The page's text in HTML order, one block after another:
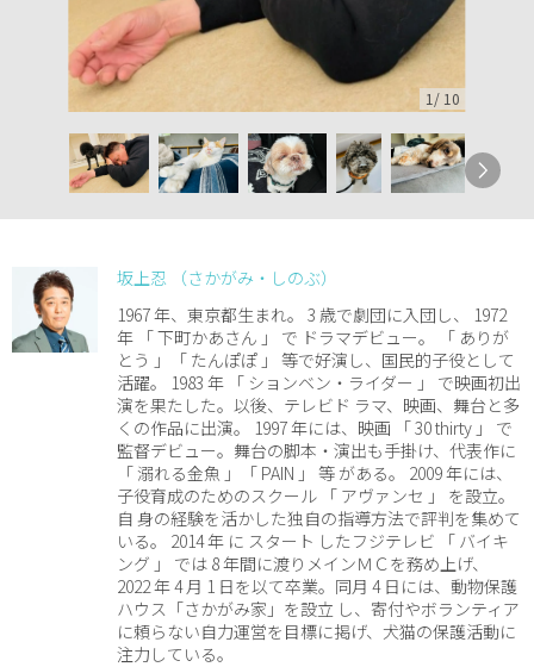
1 / 10
坂上忍 （さかがみ・しのぶ）
1967 年、東京都生まれ。 3 歳で劇団に入団し、 1972
年 「 下町かあさん 」 で ドラマデビュー。 「 ありが
とう 」「 たんぽぽ 」 等で好演し、国民的子役として
活躍。 1983 年 「 ションベン・ライダー 」 で映画初出
演を果たした。以後、テレビド ラマ、映画、舞台と多
くの作品に出演。 1997 年には、映画 「 30 thirty 」 で
監督デビュー。舞台の脚本・演出も手掛け、代表作に
「 溺れる金魚 」「 PAIN 」 等 がある。 2009 年には、
子役育成のためのスクール 「 アヴァンセ 」 を設立。
自 身の経験を活かした独自の指導方法で評判を集めて
いる。 2014 年 に スタート したフジテレビ 「 バイキ
ング 」 では 8 年間に渡りメインＭＣを務め上げ、
2022 年 4 月 1 日を以て卒業。同月 4 日には、動物保護
ハウス「さかがみ家」を設立 し、寄付やボランティア
に頼らない自力運営を目標に掲げ、犬猫の保護活動に
注力している。